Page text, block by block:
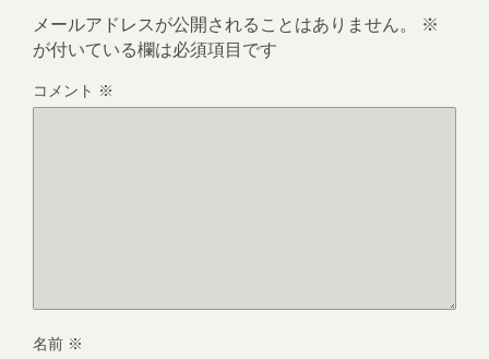
メールアドレスが公開されることはありません。
※
が付いている欄は必須項目です
コメント ※
名前 ※